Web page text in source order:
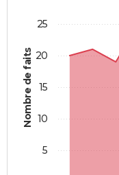
Nombre de faits
5
10
15
20
25